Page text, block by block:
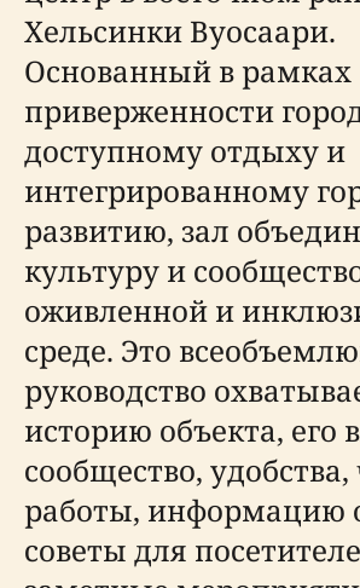
Хельсинки Вуосаари.
Основанный в рамках
приверженности
доступному отдыху и
интегрированному
развитию, зал
культуру и
оживленной и
среде. Это
руководство
историю объекта, его
сообщество,
работы, информацию
советы для